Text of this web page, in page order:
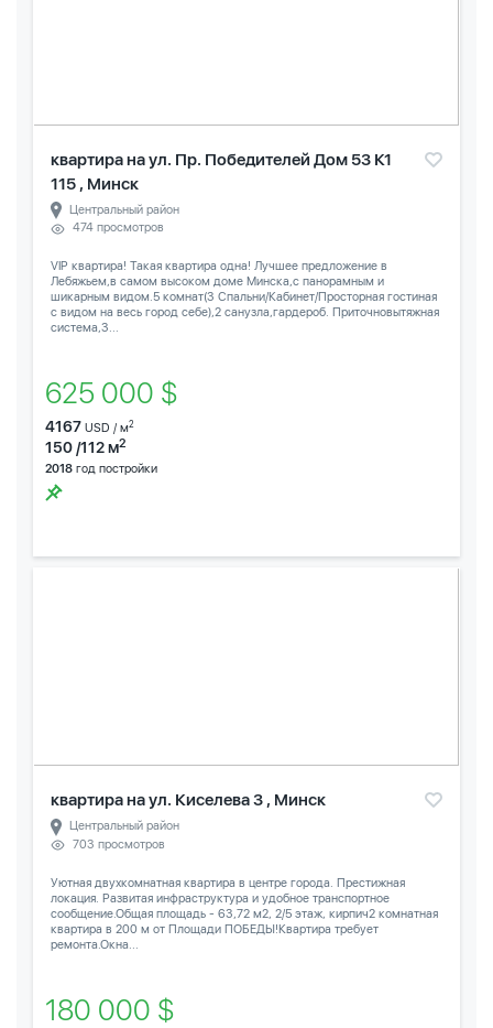
квартира на ул. Пр. Победителей Дом 53 К1
115 , Минск
Центральный район
474 просмотров
VIP квартира! Такая квартира одна! Лучшее предложение в
Лебяжьем,в самом высоком доме Минска,с панорамным и
шикарным видом.5 комнат(3 Спальни/Кабинет/Просторная гостиная
с видом на весь город себе),2 санузла,гардероб. Приточновытяжная
система,3...
625 000 $
4167 USD / м2
150 /112 м2
2018 год постройки
квартира на ул. Киселева 3 , Минск
Центральный район
703 просмотров
Уютная двухкомнатная квартира в центре города. Престижная
локация. Развитая инфраструктура и удобное транспортное
сообщение.Общая площадь - 63,72 м2, 2/5 этаж, кирпич2 комнатная
квартира в 200 м от Площади ПОБЕДЫ!Квартира требует
ремонта.Окна...
180 000 $